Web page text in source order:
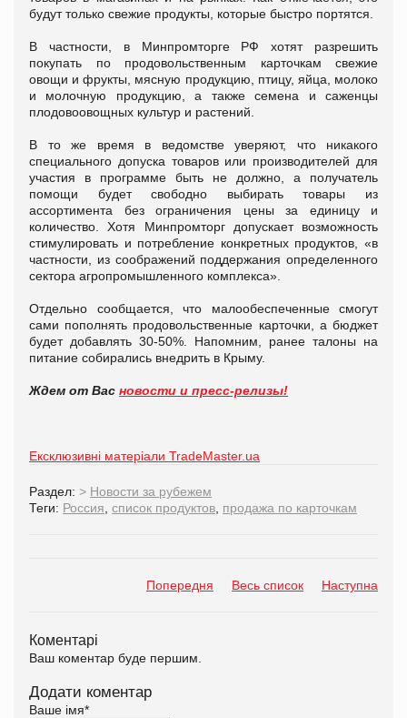
будут только свежие продукты, которые быстро портятся.
В частности, в Минпромторге РФ хотят разрешить
покупать по продовольственным карточкам свежие
овощи и фрукты, мясную продукцию, птицу, яйца, молоко
и молочную продукцию, а также семена и саженцы
плодовоовощных культур и растений.
В то же время в ведомстве уверяют, что никакого
специального допуска товаров или производителей для
участия в программе быть не должно, а получатель
помощи будет свободно выбирать товары из
ассортимента без ограничения цены за единицу и
количество. Хотя Минпромторг допускает возможность
стимулировать и потребление конкретных продуктов, «в
частности, из соображений поддержания определенного
сектора агропромышленного комплекса».
Отдельно сообщается, что малообеспеченные смогут
сами пополнять продовольственные карточки, а бюджет
будет добавлять 30-50%. Напомним, ранее талоны на
питание собирались внедрить в Крыму.
Ждем от Вас новости и пресс-релизы!
Ексклюзивні матеріали TradeMaster.ua
Раздел: > Новости за рубежем
Теги: Россия список продуктов продажа по карточкам
Попередня Весь список Наступна
Коментарі
Ваш коментар буде першим.
Додати коментар
Ваше імя*